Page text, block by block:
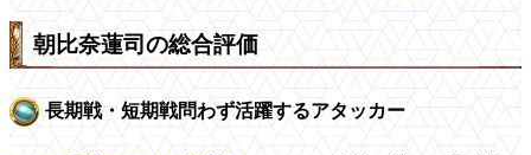
朝比奈蓮司の総合評価
長期戦・短期戦問わず活躍するアタッカー